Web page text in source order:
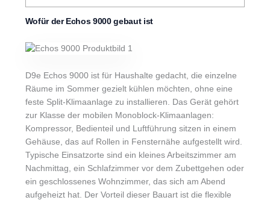
Wofür der Echos 9000 gebaut ist
D9e Echos 9000 ist für Haushalte gedacht, die einzelne
Räume im Sommer gezielt kühlen möchten, ohne eine
feste Split-Klimaanlage zu installieren. Das Gerät gehört
zur Klasse der mobilen Monoblock-Klimaanlagen:
Kompressor, Bedienteil und Luftführung sitzen in einem
Gehäuse, das auf Rollen in Fensternähe aufgestellt wird.
Typische Einsatzorte sind ein kleines Arbeitszimmer am
Nachmittag, ein Schlafzimmer vor dem Zubettgehen oder
ein geschlossenes Wohnzimmer, das sich am Abend
aufgeheizt hat. Der Vorteil dieser Bauart ist die flexible